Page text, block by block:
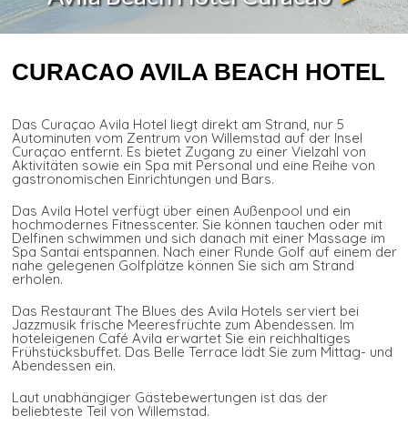
CURACAO AVILA BEACH HOTEL
Das Curaçao Avila Hotel liegt direkt am Strand, nur 5
Autominuten vom Zentrum von Willemstad auf der Insel
Curaçao entfernt. Es bietet Zugang zu einer Vielzahl von
Aktivitäten sowie ein Spa mit Personal und eine Reihe von
gastronomischen Einrichtungen und Bars.
Das Avila Hotel verfügt über einen Außenpool und ein
hochmodernes Fitnesscenter. Sie können tauchen oder mit
Delfinen schwimmen und sich danach mit einer Massage im
Spa Santai entspannen. Nach einer Runde Golf auf einem der
nahe gelegenen Golfplätze können Sie sich am Strand
erholen.
Das Restaurant The Blues des Avila Hotels serviert bei
Jazzmusik frische Meeresfrüchte zum Abendessen. Im
hoteleigenen Café Avila erwartet Sie ein reichhaltiges
Frühstücksbuffet. Das Belle Terrace lädt Sie zum Mittag- und
Abendessen ein.
Laut unabhängiger Gästebewertungen ist das der
beliebteste Teil von Willemstad.